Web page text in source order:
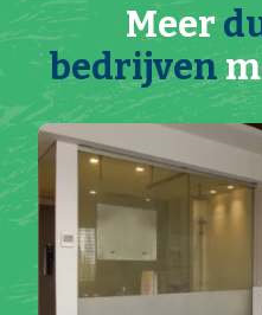
Meer
bedrijven